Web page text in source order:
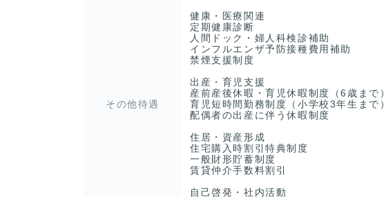
その他待遇
健康・医療関連
定期健康診断
人間ドック・婦人科検診補助
インフルエンザ予防接種費用補助
禁煙支援制度
出産・育児支援
産前産後休暇・育児休暇制度（6歳まで）
育児短時間勤務制度（小学校3年生まで）
配偶者の出産に伴う休暇制度
住居・資産形成
住宅購入時割引特典制度
一般財形貯蓄制度
賃貸仲介手数料割引
自己啓発・社内活動